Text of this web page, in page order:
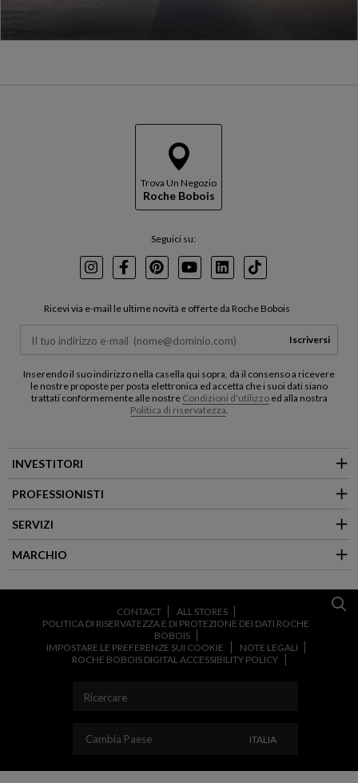
Trova Un Negozio
Roche Bobois
Seguici su:
InstagramFacebookPinterest
YoutubeLinkedInTikTok
Ricevi via e-mail le ultime novità e offerte da Roche Bobois
Iscriversi
Inserendo il suo indirizzo nella casella qui sopra, dà il consenso a ricevere
le nostre proposte per posta elettronica ed accetta che i suoi dati siano
trattati conformemente alle nostre Condizioni d'utilizzoed alla nostra
Politica di riservatezza
INVESTITORI
PROFESSIONISTI
SERVIZI
MARCHIO
CONTACT
ALL STORES
POLITICA DI RISERVATEZZA E DI PROTEZIONE DEI DATI ROCHE
BOBOIS
IMPOSTARE LE PREFERENZE SUI COOKIE
NOTE LEGALI
ROCHE BOBOIS DIGITAL ACCESSIBILITY POLICY
Cambia Paese CAMBIA PAESE
ITALIA